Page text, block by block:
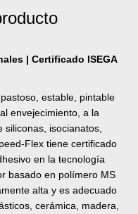
| Certificado ISEGA
estable, pintable
envejecimiento, a la
isocianatos,
Flex tiene certificado
en la tecnología
basado en polímero MS
alta y es adecuado
cerámica, madera,